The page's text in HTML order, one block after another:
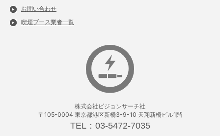
お問い合わせ
喫煙ブース業者一覧
株式会社ビジョンサーチ社
〒105-0004 東京都港区新橋3-9-10 天翔新橋ビル1階
TEL：03-5472-7035